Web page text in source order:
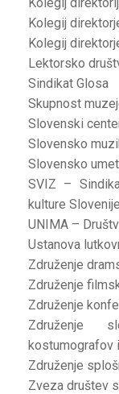
Kolegij
Kolegij
Lektorsko
Sindikat Glosa
Skupnost
Slovenski
Slovensko
Slovensko
SVIZ –
kulture Slovenije
UNIMA –
Ustanova
Združenje
Združenje
Združenje
Združenje
kostumografov
Združenje
Zveza društev